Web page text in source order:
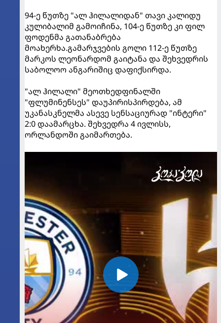
94-ე წუთზე "ალ ჰილალიდან" თავი კალიდუ
კულიბალიმ გამოიჩინა, 104-ე წუთზე კი ფილ
ფოდენმა გათანაბრება
მოახერხა.გამარჯვების გოლი 112-ე წუთზე
მარკოს ლეონარდომ გაიტანა და შეხვედრის
საბოლოო ანგარიშიც დაფიქსირდა.
"ალ ჰილალი" მეოთხედფინალში
"ფლუმინენსეს" დაუპირისპირდება, ამ
უკანასკნელმა ასევე სენსაციურად "ინტერი"
2:0 დაამარცხა. შეხვედრა 4 ივლისს,
ორლანდოში გაიმართება.